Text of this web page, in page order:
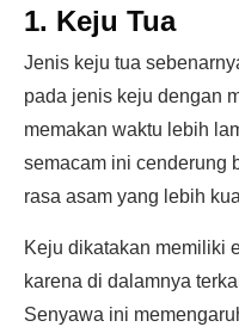
1. Keju Tua
Jenis keju tua
pada jenis keju dengan
memakan waktu lebih
semacam ini cenderung
rasa asam yang lebih
Keju dikatakan memiliki
karena di dalamnya
Senyawa ini